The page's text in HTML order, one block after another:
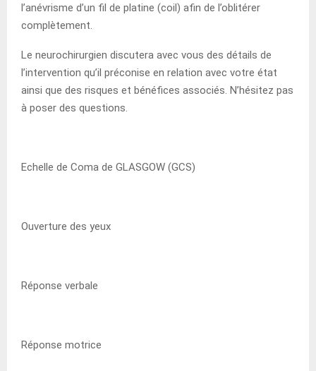
l’anévrisme d’un fil de platine (coil) afin de l’oblitérer
complètement.
Le neurochirurgien discutera avec vous des détails de
l’intervention qu’il préconise en relation avec votre état
ainsi que des risques et bénéfices associés. N’hésitez pas
à poser des questions.
Echelle de Coma de GLASGOW (GCS)
Ouverture des yeux
Réponse verbale
Réponse motrice